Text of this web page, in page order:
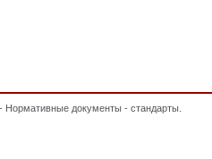
- Нормативные документы - стандарты.